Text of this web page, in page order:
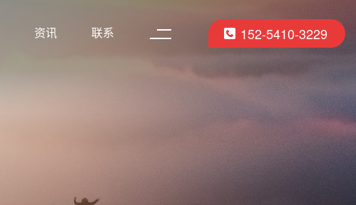
资讯 联系 152-5410-3229